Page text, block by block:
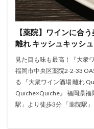
【薬院】ワインに合
離れ キッシュキッシュ
見た目も味も最高！『大衆
福岡市中央区薬院2-2-33
る 『大衆ワイン酒場 離れ
Quiche×Quiche』 福岡県福
駅」より徒歩3分 「薬院駅